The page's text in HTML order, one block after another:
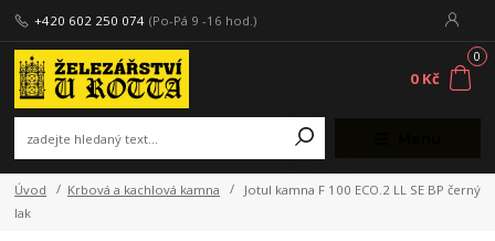
+420 602 250 074 (Po-Pá 9 -16 hod.)
0
0 Kč
Úvod Krbová a kachlová kamna
Jotul kamna F 100 ECO.2 LL SE BP černý
lak